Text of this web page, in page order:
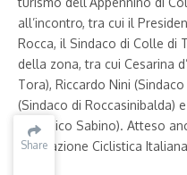
Share
all’incontro, tra cui il
Rocca, il Sindaco di Colle di
della zona, tra cui Cesarina
Tora), Riccardo Nini
(Sindaco di Roccasinibalda)
Paganico Sabino). Atteso
Federazione Ciclistica
Share